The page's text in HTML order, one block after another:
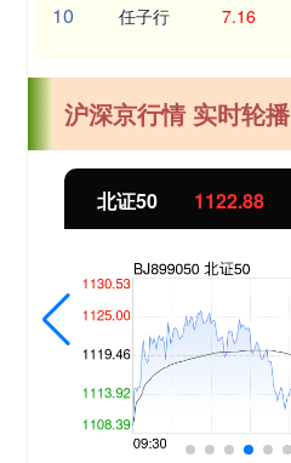
10 任子行 7.16
沪深京行情 实时轮播
北证50 1122.88